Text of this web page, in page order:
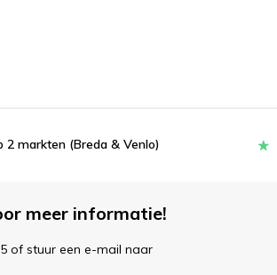
2 markten (Breda & Venlo)
meer informatie!
of stuur een e-mail naar